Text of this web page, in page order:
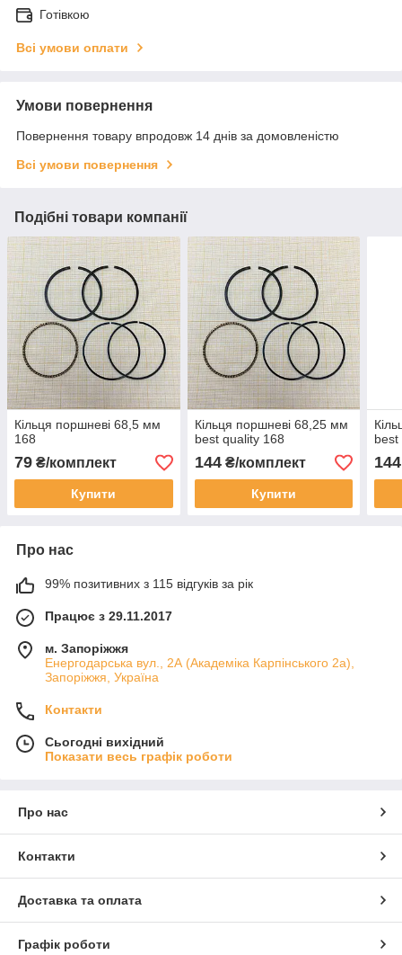
Готівкою
Всі умови оплати
Умови повернення
Повернення товару впродовж 14 днів за домовленістю
Всі умови повернення
Подібні товари компанії
Кільця поршневі 68,5 мм
168
79 ₴/комплект
Купити
Кільця поршневі 68,25 мм
best quality 168
144₴/комплект
Купити
best
144
Про нас
99% позитивних з 115 відгуків за рік
Працює з 29.11.2017
м. Запоріжжя
Енергодарська вул., 2А (Академіка Карпінського 2а),
Запоріжжя, Україна
Контакти
Сьогодні вихідний
Показати весь графік роботи
Про нас
Контакти
Доставка та оплата
Графік роботи